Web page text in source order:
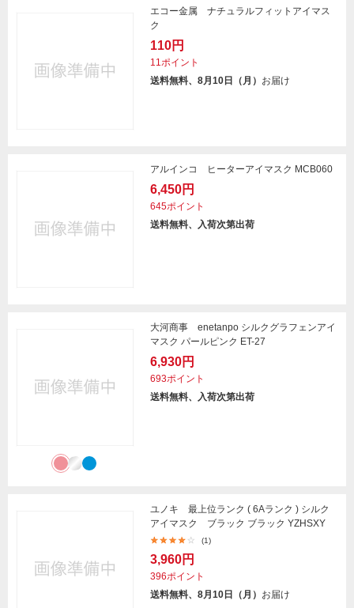
エコー金属 ナチュラルフィットアイマス
ク
110円
11ポイント
送料無料、8月10日（月） お届け
アルインコ ヒーターアイマスク MCB060
6,450円
645ポイント
送料無料、入荷次第出荷
大河商事 enetanpo シルクグラフェンアイ
マスク パールピンク ET-27
6,930円
693ポイント
送料無料、入荷次第出荷
ユノキ 最上位ランク ( 6Aランク ) シルク
アイマスク ブラック ブラック YZHSXY
(1)
3,960円
396ポイント
送料無料、8月10日（月） お届け